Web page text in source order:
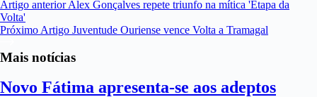
Artigo anteriorAlex Gonçalves repete triunfo na mítica 'Etapa da
Volta'
Próximo Artigo Juventude Ouriense vence Volta a Tramagal
Mais notícias
Novo Fátima apresenta-se aos adeptos